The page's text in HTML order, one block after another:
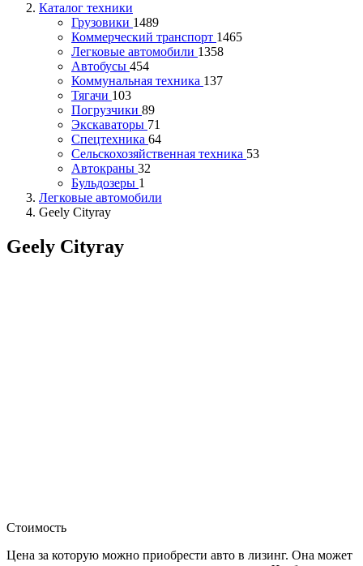
Каталог техники
Грузовики 1489
Коммерческий транспорт 1465
Легковые автомобили 1358
Автобусы 454
Коммунальная техника 137
Тягачи 103
Погрузчики 89
Экскаваторы 71
Спецтехника 64
Сельскохозяйственная техника 53
Автокраны 32
Бульдозеры 1
Легковые автомобили
Geely Cityray
Geely Cityray
Стоимость
Цена за которую можно приобрести авто в лизинг. Она может